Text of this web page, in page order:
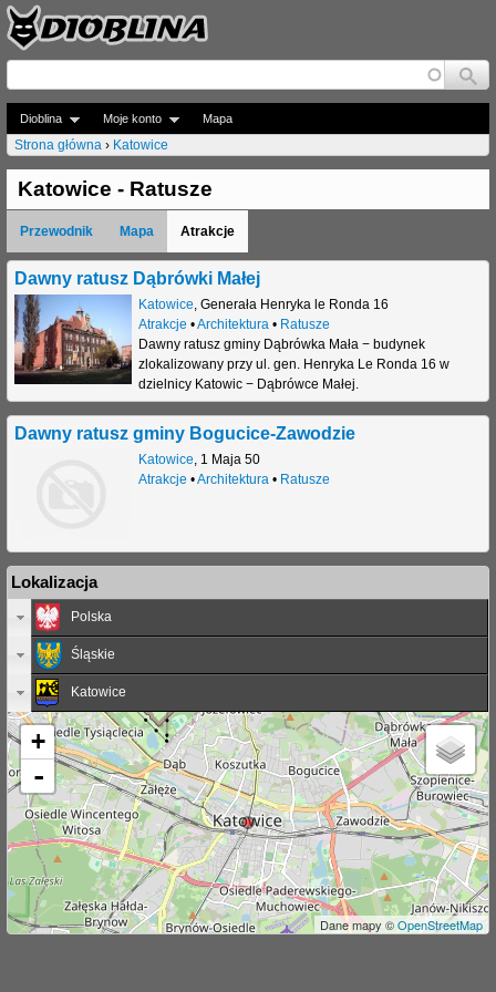
Jump to navigation
Dioblina Moje konto Mapa
J
e
s
t
e
ś
t
u
Strona główna › Katowice
Katowice - Ratusze
Przewodnik Mapa Atrakcje
Dawny ratusz Dąbrówki Małej
Katowice Generała Henryka le Ronda 16
Atrakcje •Architektura • Ratusze
Dawny ratusz gminy Dąbrówka Mała − budynek
zlokalizowany przy ul. gen. Henryka Le Ronda 16 w
dzielnicy Katowic − Dąbrówce Małej.
Dawny ratusz gminy Bogucice-Zawodzie
Katowice 1 Maja 50
Atrakcje •Architektura • Ratusze
Lokalizacja
Polska
Śląskie
Katowice
+
-
Dane mapy ©OpenStreetMap